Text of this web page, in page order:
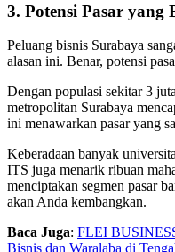
3. Potensi Pasar yang
Peluang bisnis Surabaya
alasan ini. Benar, potensi
Dengan populasi sekitar 3
metropolitan Surabaya
ini menawarkan pasar yang
Keberadaan banyak
ITS juga menarik ribuan
menciptakan segmen pasar
akan Anda kembangkan.
Baca Juga: FLEI
Bisnis dan Waralaba di